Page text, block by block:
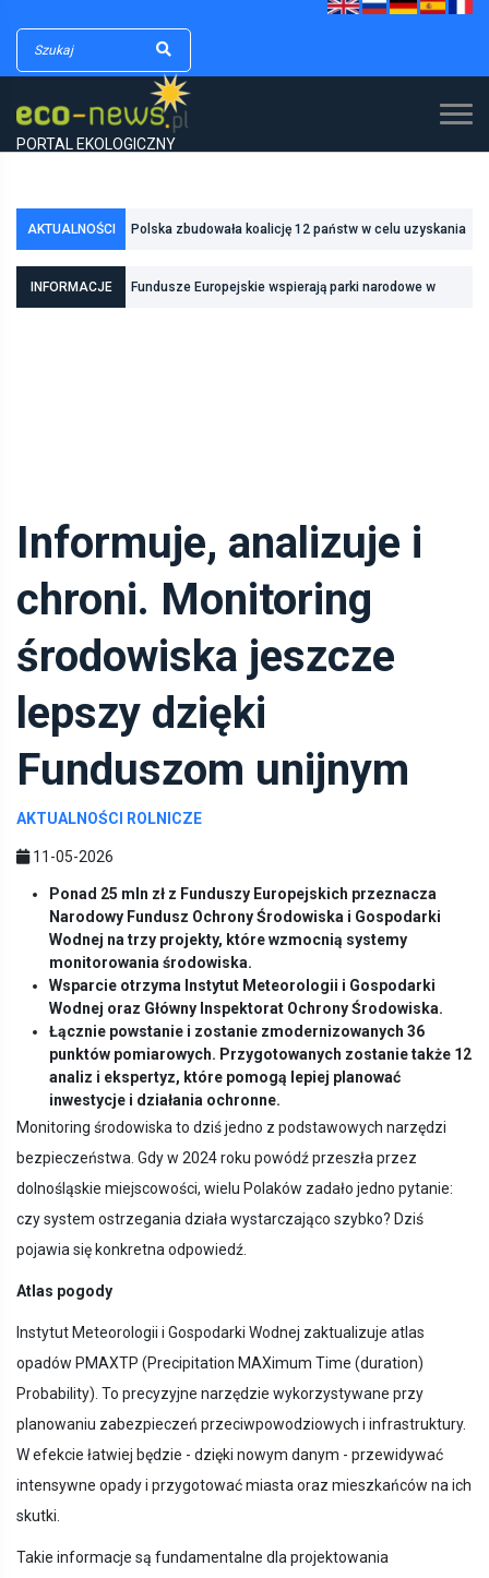
PORTAL EKOLOGICZNY
AKTUALNOŚCI
INFORMACJE Fundusze Europejskie wspierają parki narodowe w
Informuje, analizuje i
chroni. Monitoring
środowiska jeszcze
lepszy dzięki
Funduszom unijnym
AKTUALNOŚCI ROLNICZE
11-05-2026
Ponad 25 mln zł z Funduszy Europejskich przeznacza
Narodowy Fundusz Ochrony Środowiska i Gospodarki
Wodnej na trzy projekty, które wzmocnią systemy
monitorowania środowiska.
Wsparcie otrzyma Instytut Meteorologii i Gospodarki
Wodnej oraz Główny Inspektorat Ochrony Środowiska.
Łącznie powstanie i zostanie zmodernizowanych 36
punktów pomiarowych. Przygotowanych zostanie także 12
analiz i ekspertyz, które pomogą lepiej planować
inwestycje i działania ochronne.
Monitoring środowiska to dziś jedno z podstawowych narzędzi
bezpieczeństwa. Gdy w 2024 roku powódź przeszła przez
dolnośląskie miejscowości, wielu Polaków zadało jedno pytanie:
czy system ostrzegania działa wystarczająco szybko? Dziś
pojawia się konkretna odpowiedź.
Atlas pogody
Instytut Meteorologii i Gospodarki Wodnej zaktualizuje atlas
opadów PMAXTP (Precipitation MAXimum Time (duration)
Probability). To precyzyjne narzędzie wykorzystywane przy
planowaniu zabezpieczeń przeciwpowodziowych i infrastruktury.
W efekcie łatwiej będzie - dzięki nowym danym - przewidywać
intensywne opady i przygotować miasta oraz mieszkańców na ich
skutki.
Takie informacje są fundamentalne dla projektowania